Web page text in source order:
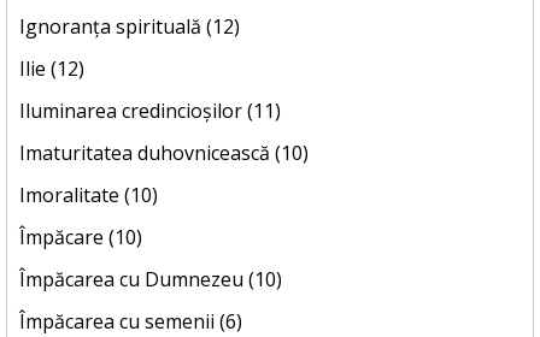
Ignoranța spirituală (12)
Ilie (12)
Iluminarea credincioșilor (11)
Imaturitatea duhovnicească (10)
Imoralitate (10)
Împăcare (10)
Împăcarea cu Dumnezeu (10)
Împăcarea cu semenii (6)